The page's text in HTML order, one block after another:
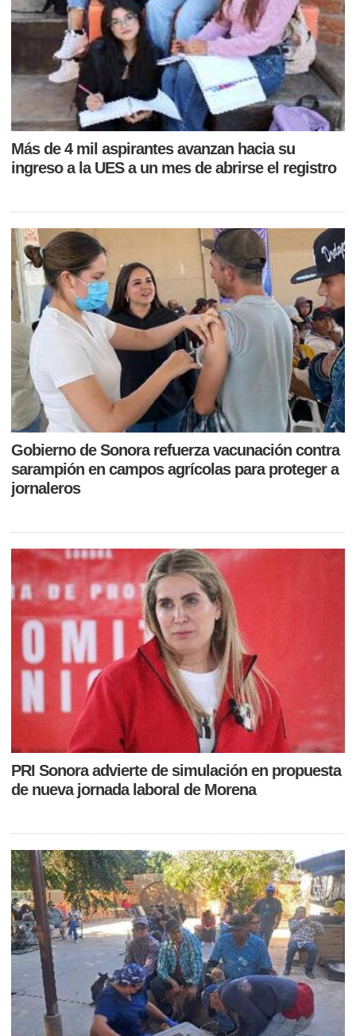
Más de 4 mil aspirantes avanzan hacia su
ingreso a la UES a un mes de abrirse el registro
Gobierno de Sonora refuerza vacunación contra
sarampión en campos agrícolas para proteger a
jornaleros
PRI Sonora advierte de simulación en propuesta
de nueva jornada laboral de Morena